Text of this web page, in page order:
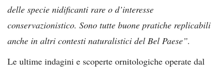
delle specie nidificanti rare o d’interesse
conservazionistico. Sono tutte buone pratiche replicabili
anche in altri contesti naturalistici del Bel Paese”.
Le ultime indagini e scoperte ornitologiche operate dal